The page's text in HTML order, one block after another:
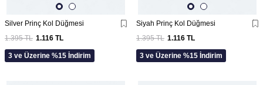
Silver Prinç Kol Düğmesi
1.395TL 1.116 TL
3 ve Üzerine %15 İndirim
Siyah Prinç Kol Düğmesi
1.395TL 1.116 TL
3 ve Üzerine %15 İndirim